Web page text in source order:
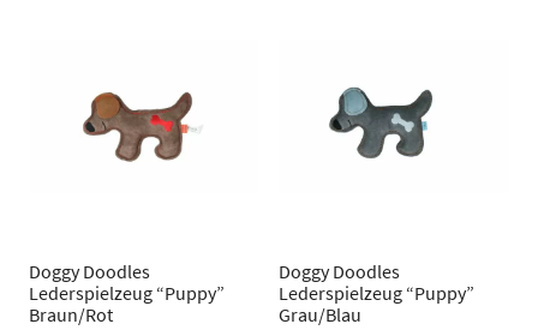
Doggy Doodles
Lederspielzeug “Puppy”
Braun/Rot
Doggy Doodles
Lederspielzeug “Puppy”
Grau/Blau